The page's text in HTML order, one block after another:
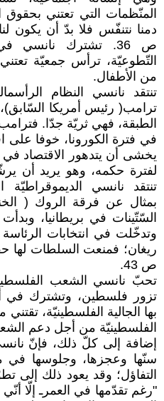
المنّظمات التي تعتني
دمنا نتنفّس فلا بدّ أن يكون
ص 36. تشترك نانسي
التّطوعيّة، ترأس جمعيّة
من الأطفال.
تنتقد نانسي النظام
ترامب( رئيس أمريكا
الطبقة، فهي ثريّة جدّا.
في فترة الكورونا، خوفا على
يخشى أن يتدهور الاقتصاد
لفترة حكمه، وهو يريد أن
تنتقد نانسي الديموقراطيّة
بمثال عن فرقة الروك (
السّتّينات في بريطانيا،
وتدخّلت في انتخابات الرئاسة
ريغان؛ فمنعت السلطات لها
ص 43.
تحبّ نانسي الشعب
تزور فلسطين، وتشترك في
بها الجالية الفلسطينيّة،
الفلسطينيّة من أجل دعم
إضافة إلى كلّ ذلك، فإنّ
سنّها وعجزها، وجلوسها في
التفاؤل؛ وقد يعود ذلك إلى
"رغم تقدّمها في العمرـ إلّا